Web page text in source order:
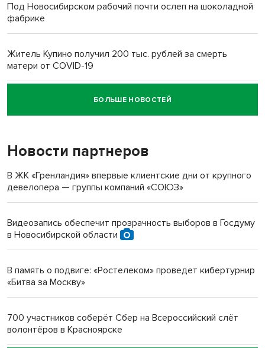
Под Новосибирском рабочий почти ослеп на шоколадной
фабрике
Житель Купино получил 200 тыс. рублей за смерть
матери от COVID-19
Новосибирский суд наказал водителя за смерть
пенсионерки на вокзале
«Мы живём на пастбище!»: в новосибирском селе лошади
терроризируют жителей
Новосибирский преподаватель с женой вошли в топ-16
БОЛЬШЕ НОВОСТЕЙ
Новости партнеров
В ЖК «Гренландия» впервые клиентские дни от крупного
девелопера — группы компаний «СОЮЗ»
Видеозапись обеспечит прозрачность выборов в Госдуму
в Новосибирской области
В память о подвиге: «Ростелеком» проведет кибертурнир
«Битва за Москву»
700 участников соберёт Сбер на Всероссийский слёт
волонтёров в Красноярске